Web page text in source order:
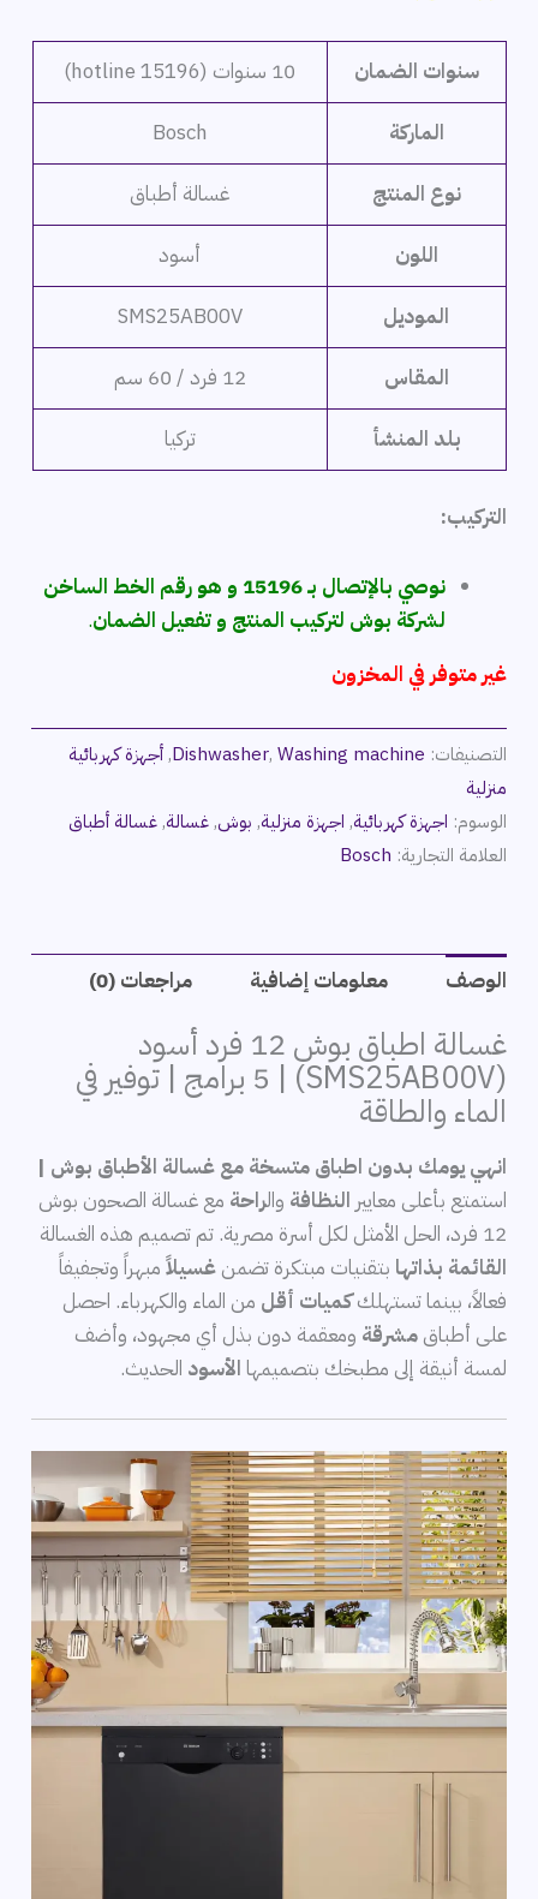
27,999 ج.م.
23,499 ج.م.
سنوات الضمان 10 سنوات (hotline 15196)
الماركة Bosch
نوع المنتج غسالة أطباق
اللون أسود
الموديل SMS25AB00V
المقاس 12 فرد / 60 سم
بلد المنشأ تركيا
التركيب:
نوصي بالإتصال بـ 15196 و هو رقم الخط الساخن
لشركة بوش لتركيب المنتج و تفعيل الضمان.
غير متوفر في المخزون
التصنيفات: Dishwasher, Washing machine
,أجهزة كهربائية
منزلية
الوسوم: اجهزة كهربائية, اجهزة منزلية, بوش,غسالة,غسالة أطباق
العلامة التجارية: Bosch
الوصف معلومات إضافية مراجعات (0)
غسالة اطباق بوش 12 فرد أسود
(SMS25AB00V) | 5 برامج | توفير في
الماء والطاقة
انهي يومك بدون اطباق متسخة مع غسالة الأطباق بوش |
استمتع بأعلى معايير النظافة والراحة مع غسالة الصحون بوش
12 فرد، الحل الأمثل لكل أسرة مصرية. تم تصميم هذه الغسالة
القائمة بذاتها بتقنيات مبتكرة تضمنغسيلاً مبهراً وتجفيفاً
فعالاً، بينما تستهلككميات أقل من الماء والكهرباء. احصل
على أطباقمشرقة ومعقمة دون بذل أي مجهود، وأضف
لمسة أنيقة إلى مطبخك بتصميمها الأسود الحديث.